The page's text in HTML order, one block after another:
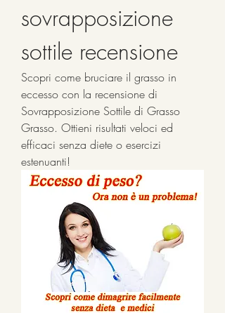
sovrapposizione
sottile recensione
Scopri come bruciare il grasso in
eccesso con la recensione di
Sovrapposizione Sottile di Grasso
Grasso. Ottieni risultati veloci ed
efficaci senza diete o esercizi
estenuanti!